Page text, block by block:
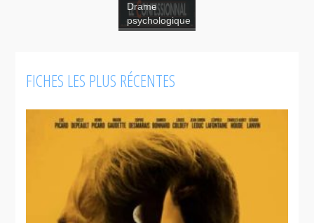
Le
confessionnal
Drame
psychologique
FICHES LES PLUS RÉCENTES